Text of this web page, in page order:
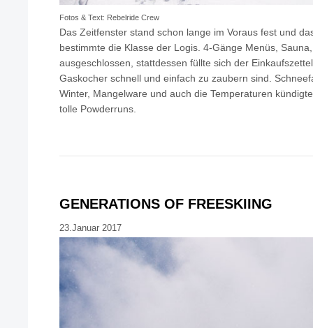
Fotos & Text: Rebelride Crew
Das Zeitfenster stand schon lange im Voraus fest und
bestimmte die Klasse der Logis. 4-Gänge Menüs,
ausgeschlossen, stattdessen füllte sich der
Gaskocher schnell und einfach zu zaubern sind.
Winter, Mangelware und auch die Temperaturen
tolle Powderruns.
GENERATIONS OF FREESKIING
23.Januar 2017